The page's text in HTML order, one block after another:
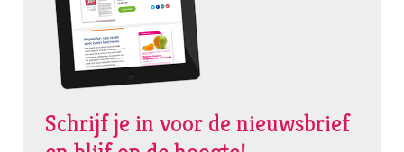
Schrijf je in voor de nieuwsbrief